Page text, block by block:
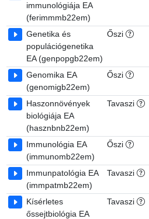
immunológiája EA
(ferimmmb22em)
Genetika és
populációgenetika
EA (genpopgb22em)
Őszi
Genomika EA
(genomigb22em)
Őszi
Haszonnövények
biológiája EA
(hasznbnb22em)
Tavaszi
Immunológia EA
(immunomb22em)
Őszi
Immunpatológia EA
(immpatmb22em)
Tavaszi
Kísérletes
őssejtbiológia EA
Tavaszi